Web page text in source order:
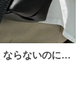
らないのにセ
にかわいい。